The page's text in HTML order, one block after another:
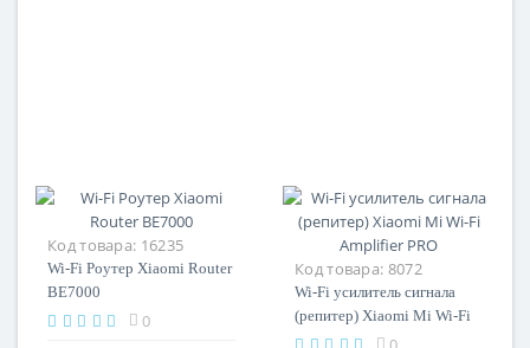
Код товара: 16235
Wi-Fi Роутер Xiaomi Router
BE7000
0
Код товара: 8072
Wi-Fi усилитель сигнала
(репитер) Xiaomi Mi Wi-Fi
Amplifier PRO